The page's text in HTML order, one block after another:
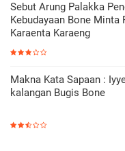
Sebut Arung Palakka
Kebudayaan Bone Minta
Karaenta Karaeng
Makna Kata Sapaan :
kalangan Bugis Bone